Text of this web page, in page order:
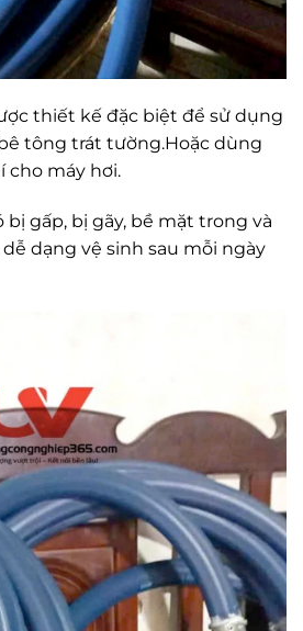
thiết kế đặc biệt để sử dụng
tông trát tường.Hoặc dùng
cho máy hơi.
bị gấp, bị gãy, bề mặt trong và
dạng vệ sinh sau mỗi ngày